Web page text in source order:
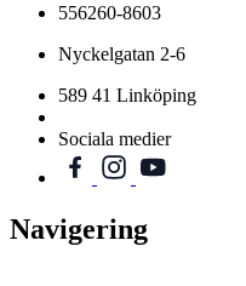
556260-8603
Nyckelgatan 2-6
589 41 Linköping
Sociala medier
Navigering